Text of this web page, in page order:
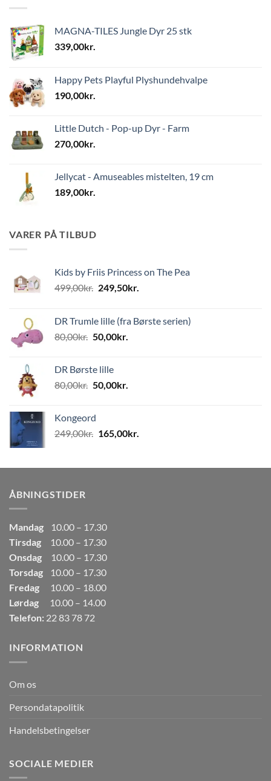
MAGNA-TILES Jungle Dyr 25 stk
339,00kr.
Happy Pets Playful Plyshundehvalpe
190,00kr.
Little Dutch - Pop-up Dyr - Farm
270,00kr.
Jellycat - Amuseables mistelten, 19 cm
189,00kr.
VARER PÅ TILBUD
Kids by Friis Princess on The Pea
499,00kr. Den
var:
499,00kr..
249,50kr.
er:
DR Trumle lille (fra Børste serien)
80,00kr. Den
var:
80,00kr..
50,00kr.
50,00kr..
DR Børste lille
80,00kr. Den
var:
80,00kr..
50,00kr.
50,00kr..
Kongeord
249,00kr. Den
var:
165,00kr.
er:
ÅBNINGSTIDER
Mandag
10.00 – 17.30
Tirsdag
10.00 – 17.30
Onsdag
10.00 – 17.30
Torsdag
10.00 – 17.30
Fredag
10.00 – 18.00
Lørdag
10.00 – 14.00
Telefon: 22 83 78 72
INFORMATION
Om os
Persondatapolitik
Handelsbetingelser
SOCIALE MEDIER